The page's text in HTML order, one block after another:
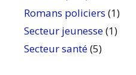
Romans policiers (1)
Secteur jeunesse(1)
Secteur santé(5)